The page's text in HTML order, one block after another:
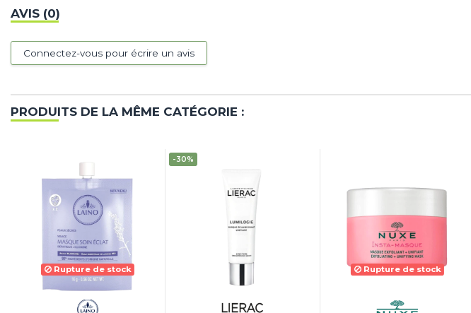
AVIS (0)
Connectez-vous pour écrire un avis
PRODUITS DE LA MÊME CATÉGORIE :
Rupture de stock
-30%
Rupture de stock